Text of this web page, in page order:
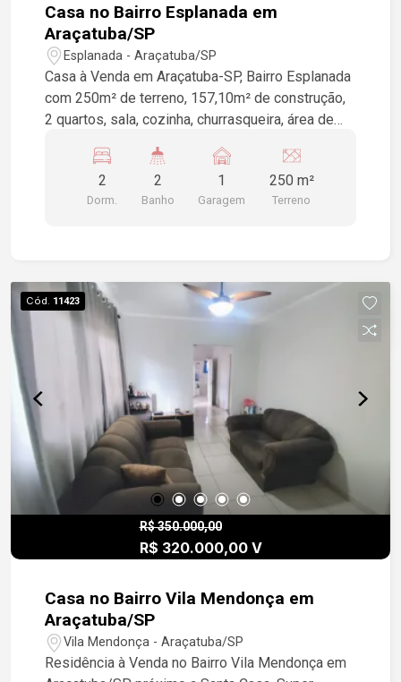
Casa no Bairro Esplanada em
Araçatuba/SP
Esplanada - Araçatuba/SP
Casa à Venda em Araçatuba-SP, Bairro Esplanada
com 250m² de terreno, 157,10m² de construção,
2 quartos, sala, cozinha, churrasqueira, área de
2
Dorm.
2
Banho
1
Garagem
250 m²
Terreno
Cód. 11423
R$ 350.000,00
R$ 320.000,00 V
Casa no Bairro Vila Mendonça em
Araçatuba/SP
Vila Mendonça - Araçatuba/SP
Residência à Venda no Bairro Vila Mendonça em